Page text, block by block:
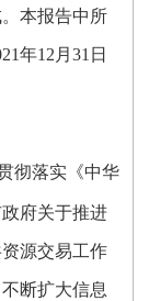
本报告中所
1年12 月31 日
彻落实《中华
府关于推进
源交易工作
断扩大信息